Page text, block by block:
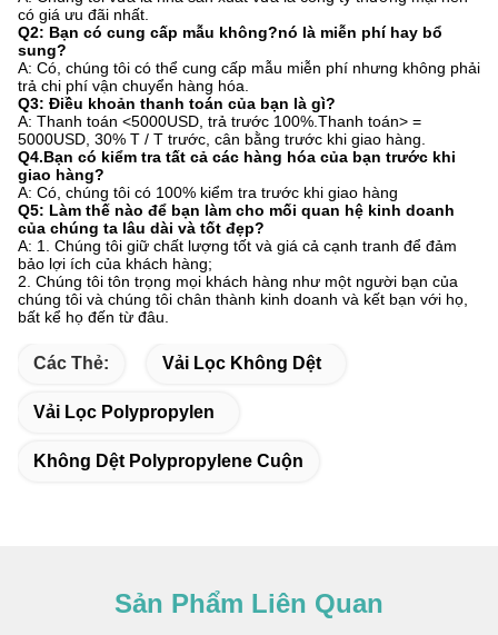
có giá ưu đãi nhất.
Q2: Bạn có cung cấp mẫu không?nó là miễn phí hay bổ
sung?
A: Có, chúng tôi có thể cung cấp mẫu miễn phí nhưng không phải
trả chi phí vận chuyển hàng hóa.
Q3: Điều khoản thanh toán của bạn là gì?
A: Thanh toán <5000USD, trả trước 100%.Thanh toán> =
5000USD, 30% T / T trước, cân bằng trước khi giao hàng.
Q4.Bạn có kiểm tra tất cả các hàng hóa của bạn trước khi
giao hàng?
A: Có, chúng tôi có 100% kiểm tra trước khi giao hàng
Q5: Làm thế nào để bạn làm cho mối quan hệ kinh doanh
của chúng ta lâu dài và tốt đẹp?
A: 1. Chúng tôi giữ chất lượng tốt và giá cả cạnh tranh để đảm
bảo lợi ích của khách hàng;
2. Chúng tôi tôn trọng mọi khách hàng như một người bạn của
chúng tôi và chúng tôi chân thành kinh doanh và kết bạn với họ,
bất kể họ đến từ đâu.
Các Thẻ: Vải Lọc Không Dệt
Vải Lọc Polypropylen
Không Dệt Polypropylene Cuộn
Sản Phẩm Liên Quan